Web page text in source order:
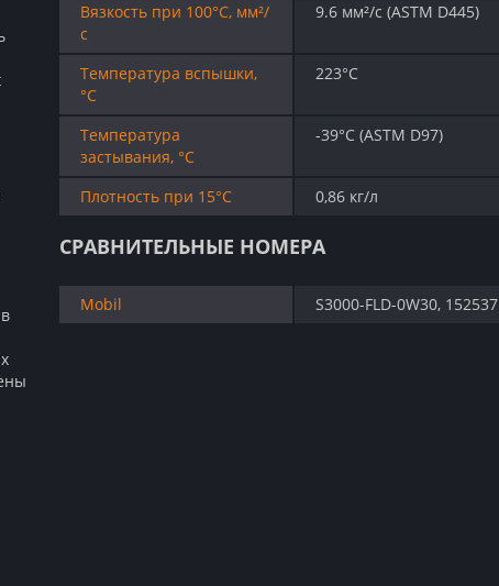
Вязкость при 100°C, мм²/
с
9.6 мм²/с (ASTM D445)
Температура вспышки,
°C
223°C
Температура
застывания, °C
-39°C (ASTM D97)
Плотность при 15°C 0,86 кг/л
СРАВНИТЕЛЬНЫЕ НОМЕРА
Mobil S3000-FLD-0W30, 152537